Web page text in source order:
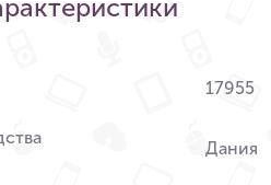
17955
Дания